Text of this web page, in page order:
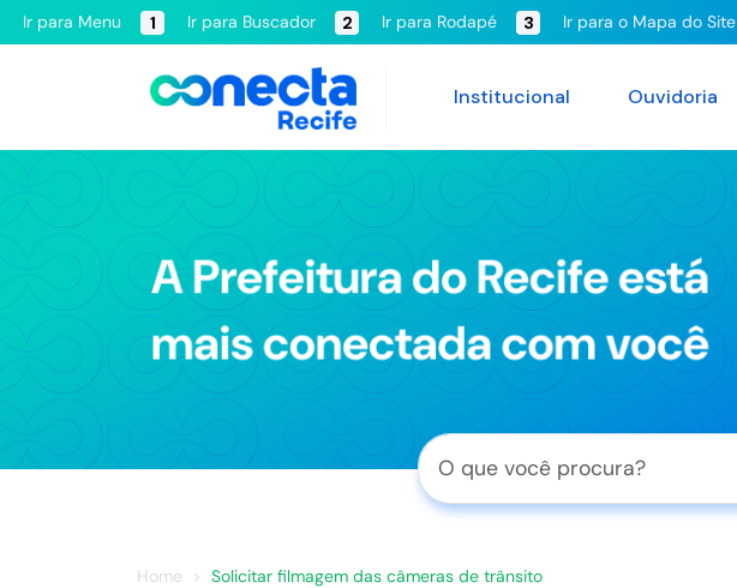
Ir para Menu 1 Ir para Buscador 2 Ir para Rodapé 3 Ir para o Mapa do Site
Institucional Ouvidoria
Home Solicitar filmagem das câmeras de trânsito